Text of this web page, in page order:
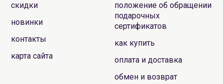
скидки
новинки
контакты
карта сайта
положение об обращении
подарочных
сертификатов
как купить
оплата и доставка
обмен и возврат